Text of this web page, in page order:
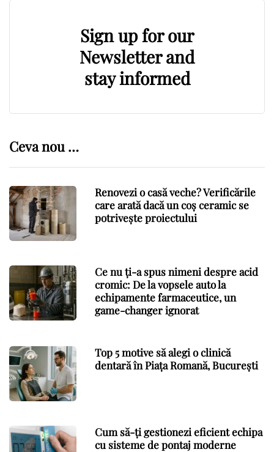
Sign up for our
Newsletter and
stay informed
Ceva nou …
Renovezi o casă veche? Verificările
care arată dacă un coș ceramic se
potrivește proiectului
Ce nu ți-a spus nimeni despre acid
cromic: De la vopsele auto la
echipamente farmaceutice, un
game-changer ignorat
Top 5 motive să alegi o clinică
dentară în Piața Romană, București
Cum să-ți gestionezi eficient echipa
cu sisteme de pontaj moderne